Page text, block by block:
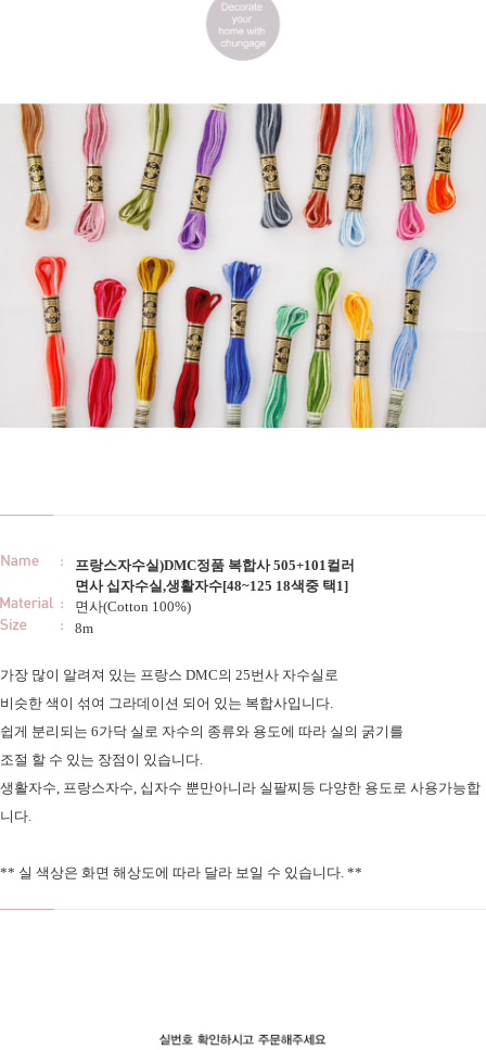
프랑스자수실)DMC정품 복합사 505+101컬러
면사 십자수실,생활자수[48~125 18색중 택1]
면사(Cotton 100%)
8m
가장 많이 알려져 있는 프랑스 DMC의 25번사 자수실로
비슷한 색이 섞여 그라데이션 되어 있는 복합사입니다.
쉽게 분리되는 6가닥 실로 자수의 종류와 용도에 따라 실의 굵기를
조절 할 수 있는 장점이 있습니다.
생활자수, 프랑스자수, 십자수 뿐만아니라 실팔찌등 다양한 용도로 사용가능합
니다.
** 실 색상은 화면 해상도에 따라 달라 보일 수 있습니다. **